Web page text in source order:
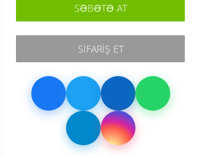
SƏBƏTƏ AT
SIFARIŞ ET